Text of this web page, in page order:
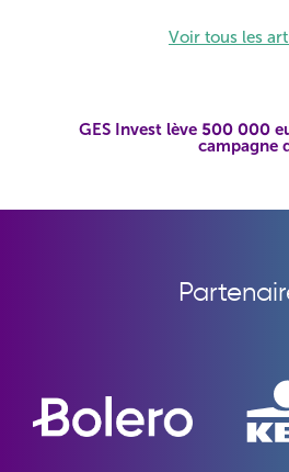
Voir tous les
GES Invest lève 500 000
campagne